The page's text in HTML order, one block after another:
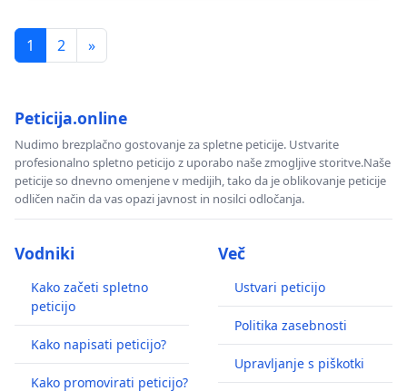
1 2 »
Peticija.online
Nudimo brezplačno gostovanje za spletne peticije. Ustvarite
profesionalno spletno peticijo z uporabo naše zmogljive storitve.Naše
peticije so dnevno omenjene v medijih, tako da je oblikovanje peticije
odličen način da vas opazi javnost in nosilci odločanja.
Vodniki
Kako začeti spletno
peticijo
Kako napisati peticijo?
Kako promovirati peticijo?
Več
Ustvari peticijo
Politika zasebnosti
Upravljanje s piškotki